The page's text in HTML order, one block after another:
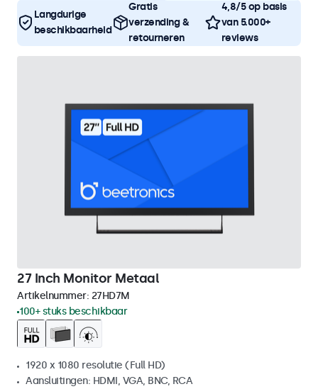
Langdurige
beschikbaarheid
Gratis
verzending &
retourneren
4,8/5 op basis
van 5.000+
reviews
27 Inch Monitor Metaal
Artikelnummer: 27HD7M
100+ stuks beschikbaar
1920 x 1080 resolutie (Full HD)
Aansluitingen: HDMI, VGA, BNC, RCA